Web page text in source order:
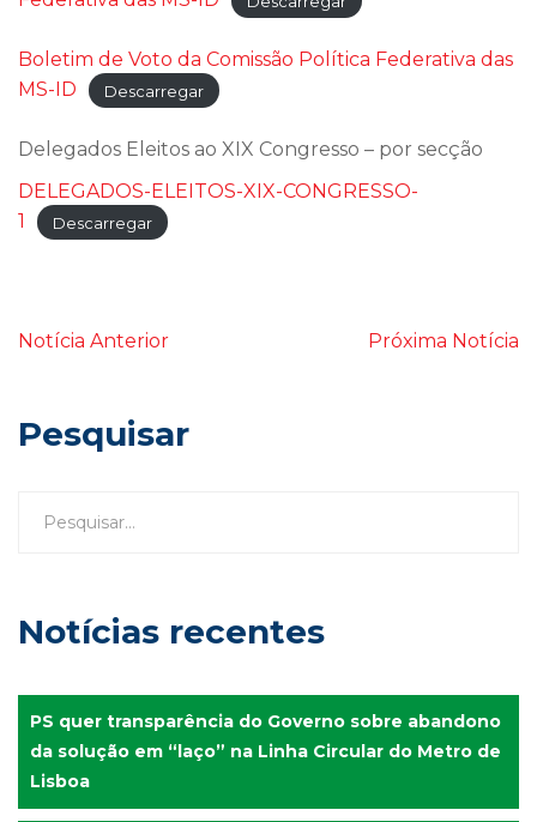
Boletim de Voto da Comissão Política Federativa das
MS-ID
Descarregar
Delegados Eleitos ao XIX Congresso – por secção
DELEGADOS-ELEITOS-XIX-CONGRESSO-
1
Descarregar
Notícia Anterior Próxima Notícia
Pesquisar
Notícias recentes
PS quer transparência do Governo sobre abandono
da solução em “laço” na Linha Circular do Metro de
Lisboa